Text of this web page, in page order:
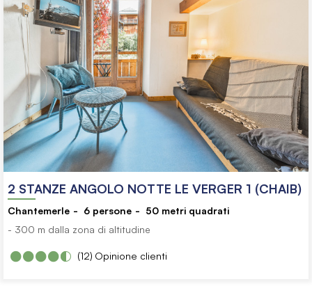
2 STANZE ANGOLO NOTTE LE VERGER 1 (CHAIB)
Chantemerle 6 persone 50 metri quadrati
- 300 m dalla zona di altitudine
Opinione clienti
(12)